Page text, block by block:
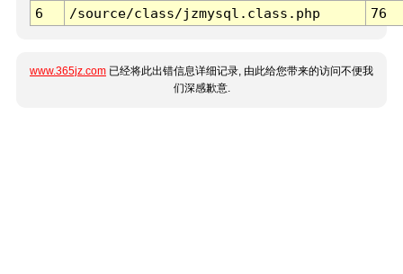
6
/source/class/jzmysql.class.php 76
www.365jz.com 已经将此出错信息详细记录, 由此给您带来的访问不便我
们深感歉意.